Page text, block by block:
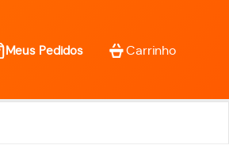
Meus Pedidos